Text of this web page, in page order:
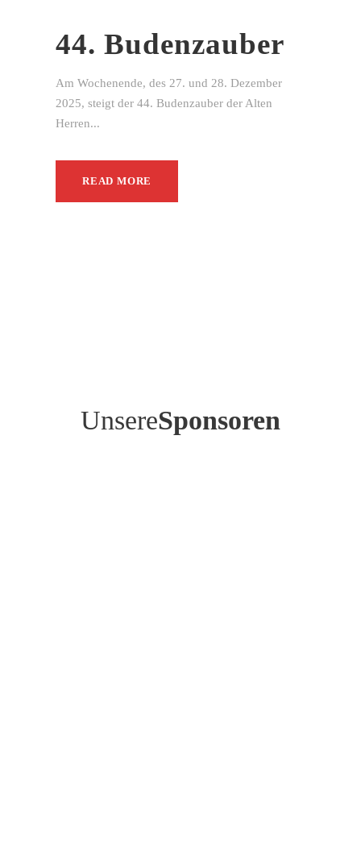
44. Budenzauber
Am Wochenende, des 27. und 28. Dezember
2025, steigt der 44. Budenzauber der Alten
Herren...
READ MORE
UnsereSponsoren